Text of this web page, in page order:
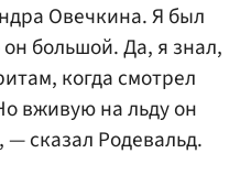
Овечкина. Я был
большой. Да, я знал,
когда смотрел
вживую на льду он
сказал Родевальд.